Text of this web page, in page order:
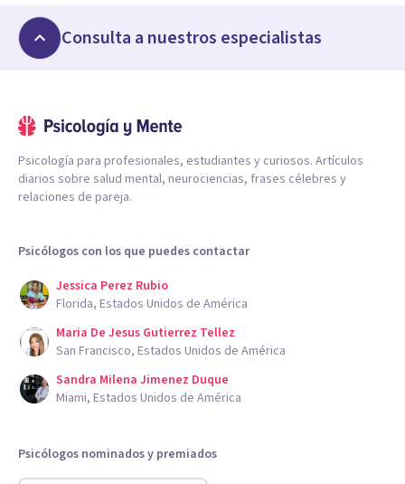
Consulta a nuestros especialistas
Psicología para profesionales, estudiantes y curiosos. Artículos
diarios sobre salud mental, neurociencias, frases célebres y
relaciones de pareja.
Psicólogos con los que puedes contactar
Jessica Perez Rubio
Florida, Estados Unidos de América
Maria De Jesus Gutierrez Tellez
San Francisco, Estados Unidos de América
Sandra Milena Jimenez Duque
Miami, Estados Unidos de América
Psicólogos nominados y premiados